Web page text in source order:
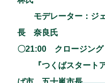
モデレーター：ジェ
長 奈良氏
〇21:00 クロージング
『つくばスタートア